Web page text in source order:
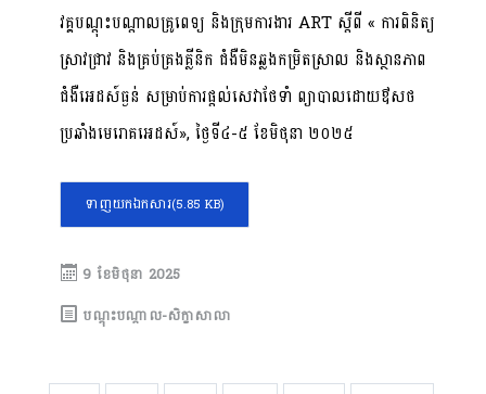
វគ្គបណ្ដុះបណ្តាលគ្រូពេទ្យ និងក្រុមការងារ ART ស្តីពី « ការពិនិត្យ
ស្រាវជ្រាវ និងគ្រប់គ្រងគ្លីនិក ជំងឺមិនឆ្លងកម្រិតស្រាល និងស្ថានភាព
ជំងឺអេដស៍ធ្ងន់ សម្រាប់ការផ្តល់សេវាថែទាំ ព្យាបាលដោយឳសថ
ប្រឆាំងមេរោគអេដស៍», ថ្ងៃទី៤-៥ ខែមិថុនា ២០២៥
ទាញយកឯកសារ(5.85 KB)
9 ខែ​មិថុនា 2025
បណ្តុះបណ្តាល-សិក្ខាសាលា